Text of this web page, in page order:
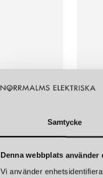
Samtycke
Denna webbplats använder
Vi använder
2 681